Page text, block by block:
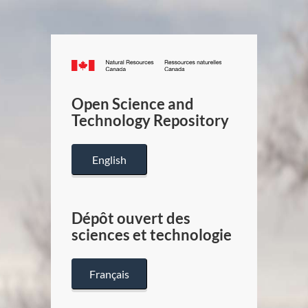
Canada.ca
/
Canada
Open Science and
Technology Repository
English
Dépôt ouvert des
sciences et technologie
Français